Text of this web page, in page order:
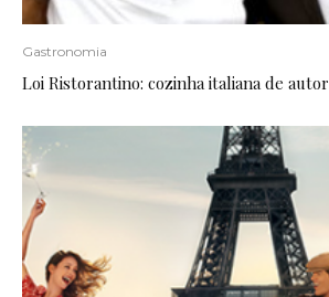
Gastronomia
Loi Ristorantino: cozinha italiana de autor